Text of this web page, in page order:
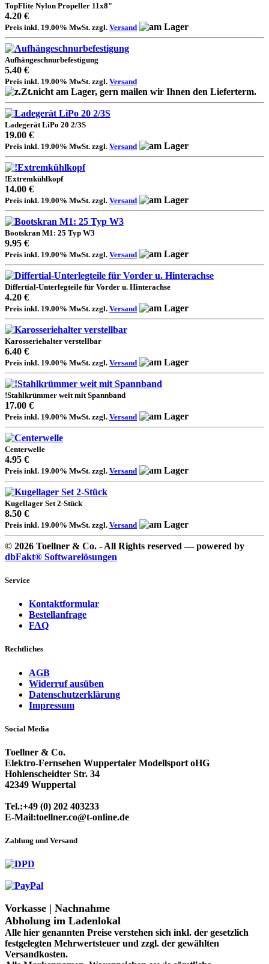
TopFlite Nylon Propeller 11x8"
4.20 €
Preis inkl. 19.00% MwSt. zzgl. Versand
Aufhängeschnurbefestigung
5.40 €
Preis inkl. 19.00% MwSt. zzgl. Versand
Ladegerät LiPo 20 2/3S
19.00 €
Preis inkl. 19.00% MwSt. zzgl. Versand
!Extremkühlkopf
14.00 €
Preis inkl. 19.00% MwSt. zzgl. Versand
Bootskran M1: 25 Typ W3
9.95 €
Preis inkl. 19.00% MwSt. zzgl. Versand
Differtial-Unterlegteile für Vorder u. Hinterachse
4.20 €
Preis inkl. 19.00% MwSt. zzgl. Versand
Karosseriehalter verstellbar
6.40 €
Preis inkl. 19.00% MwSt. zzgl. Versand
!Stahlkrümmer weit mit Spannband
17.00 €
Preis inkl. 19.00% MwSt. zzgl. Versand
Centerwelle
4.95 €
Preis inkl. 19.00% MwSt. zzgl. Versand
Kugellager Set 2-Stück
8.50 €
Preis inkl. 19.00% MwSt. zzgl. Versand
© 2026 Toellner & Co. - All Rights reserved — powered by
dbFakt® Softwarelösungen
Service
Kontaktformular
Bestellanfrage
FAQ
Rechtliches
AGB
Widerruf ausüben
Datenschutzerklärung
Impressum
Social Media
Toellner & Co.
Elektro-Fernsehen Wuppertaler Modellsport oHG
Hohlenscheidter Str. 34
42349 Wuppertal
Tel.:+49 (0) 202 403233
E-Mail:toellner.co@t-online.de
Zahlung und Versand
Vorkasse | Nachnahme
Abholung im Ladenlokal
Alle hier genannten Preise verstehen sich inkl. der gesetzlich
festgelegten Mehrwertsteuer und zzgl. der gewählten
Versandkosten.